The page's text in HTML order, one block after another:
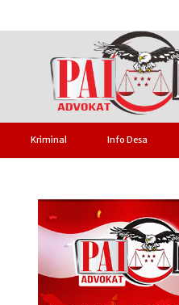
Kriminal Info Desa